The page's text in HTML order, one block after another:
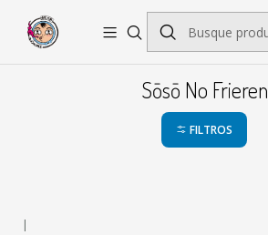
Sōsō No Frieren
FILTROS
|